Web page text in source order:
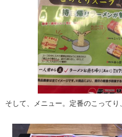
そして、メニュー。定番のこってり